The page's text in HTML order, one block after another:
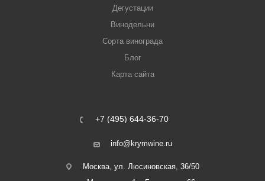
Дегустации
Винодельни
Сорта винограда
Блог
Карта сайта
+7 (495) 644-36-70
info@krymwine.ru
Москва, ул. Люсиновская, 36/50